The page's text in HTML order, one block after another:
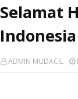
Selamat
Indonesia
ADMIN MUDACIL